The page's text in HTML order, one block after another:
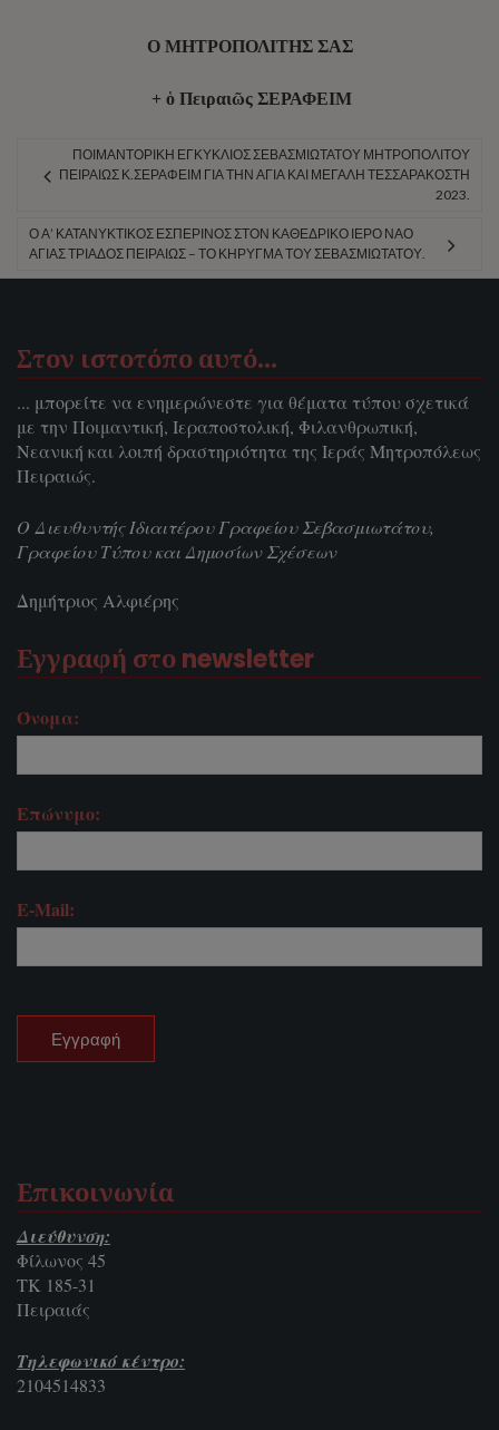
Ο ΜΗΤΡΟΠΟΛΙΤΗΣ ΣΑΣ
+ ὁ Πειραιῶς ΣΕΡΑΦΕΙΜ
ΠΟΙΜΑΝΤΟΡΙΚΉ ΕΓΚΎΚΛΙΟΣ ΣΕΒΑΣΜΙΩΤΆΤΟΥ ΜΗΤΡΟΠΟΛΊΤΟΥ
ΠΕΙΡΑΙΏΣ Κ.ΣΕΡΑΦΕΊΜ ΓΙΑ ΤΗΝ ΑΓΊΑ ΚΑΙ ΜΕΓΆΛΗ ΤΕΣΣΑΡΑΚΟΣΤΉ
2023.
Ο Α’ ΚΑΤΑΝΥΚΤΙΚΌΣ ΕΣΠΕΡΙΝΌΣ ΣΤΟΝ ΚΑΘΕΔΡΙΚΌ ΙΕΡΌ ΝΑΌ
ΑΓΊΑΣ ΤΡΙΆΔΟΣ ΠΕΙΡΑΙΏΣ – ΤΟ ΚΉΡΥΓΜΑ ΤΟΥ ΣΕΒΑΣΜΙΩΤΆΤΟΥ.
Στον ιστοτόπο αυτό…
... μπορείτε να ενημερώνεστε για θέματα τύπου σχετικά
με την Ποιμαντική, Ιεραποστολική, Φιλανθρωπική,
Νεανική και λοιπή δραστηριότητα της Ιεράς Μητροπόλεως
Πειραιώς.
Ο Διευθυντής Ιδιαιτέρου Γραφείου Σεβασμιωτάτου,
Γραφείου Τύπου και Δημοσίων Σχέσεων
Δημήτριος Αλφιέρης
Εγγραφή στο newsletter
Όνομα:
Επώνυμο:
E-Mail:
Επικοινωνία
Διεύθυνση:
Φίλωνος 45
ΤΚ 185-31
Πειραιάς
Τηλεφωνικό κέντρο:
2104514833